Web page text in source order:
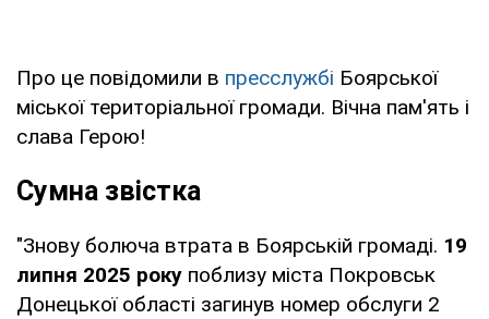
Про це повідомили в пресслужбі Боярської
міської територіальної громади. Вічна пам'ять і
слава Герою!
Сумна звістка
"Знову болюча втрата в Боярській громаді. 19
липня 2025 року поблизу міста Покровськ
Донецької області загинув номер обслуги 2